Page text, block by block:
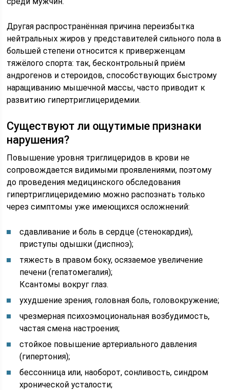
Другая распространённая причина переизбытка
нейтральных жиров у представителей сильного пола в
большей степени относится к приверженцам
тяжёлого спорта: так, бесконтрольный приём
андрогенов и стероидов, способствующих быстрому
наращиванию мышечной массы, часто приводит к
развитию гипертриглицеридемии.
Существуют ли ощутимые признаки
нарушения?
Повышение уровня триглицеридов в крови не
сопровождается видимыми проявлениями, поэтому
до проведения медицинского обследования
гипертриглицеридемию можно распознать только
через симптомы уже имеющихся осложнений:
сдавливание и боль в сердце (стенокардия),
приступы одышки (диспноэ);
тяжесть в правом боку, осязаемое увеличение
печени (гепатомегалия);
Ксантомы вокруг глаз.
ухудшение зрения, головная боль, головокружение;
чрезмерная психоэмоциональная возбудимость,
частая смена настроения;
стойкое повышение артериального давления
(гипертония);
бессонница или, наоборот, сонливость, синдром
хронической усталости;